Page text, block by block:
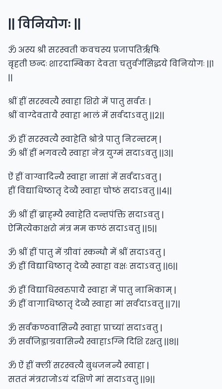
|| विनियोगः ||
ॐ अस्य श्री सरस्वती कवचस्य प्रजापतिरृषिः
बृहती छन्दः शारदाम्बिका देवता चतुर्वर्गसिद्धये विनियोगः ||१
||
श्रीं ह्रीं सरस्वत्यै स्वाहा शिरो में पातु सर्वतः |
श्रीं वाग्देवतायै स्वाहा भालं में सर्वदाऽवतु ||२||
ॐ ह्रीं सरस्वत्यै स्वाहेति श्रोत्रे पातु निरन्तरम् |
ॐ श्रीं ह्रीं भगवत्यै स्वाहा नेत्र युग्मं सदाऽवतु ||३||
ऐं ह्रीं वाग्वादिन्यै स्वाहा नासां में सर्वदाऽवतु |
ह्रीं विद्याधिष्ठातृ देव्यै स्वाहा चोष्ठं सदाऽवतु ||४||
ॐ श्रीं ह्रीं ब्राह्म्यै स्वाहेति दन्तपंक्ति सदाऽवतु |
ऐमित्येकाक्षरो मंत्र मम कण्ठं सदाऽवतु ||५||
ॐ श्रीं ह्रीं पातु में ग्रीवां स्कन्धौ में श्रीं सदाऽवतु |
ॐ ह्रीं विद्याधिष्ठातृ देव्यै स्वाहा वक्षः सदाऽवतु ||६||
ॐ ह्रीं विद्याधिस्वरुपायै स्वाहा में पातु नाभिकाम् |
ॐ ह्रीं वागाधिष्ठातृ देव्यै स्वाहा मां सर्वदाऽवतु ||७||
ॐ सर्वकण्ठवासिन्यै स्वाहा प्राच्यां सदाऽवतु |
ॐ सर्वजिह्वाग्रवासिन्यै स्वाहाऽग्नि दिशि रक्षतु ||८||
ॐ ऐं ह्रीं क्लीं सरस्वत्यै बुधजनन्यै स्वाहा |
सततं मंत्रराजोऽयं दक्षिणे मां सदाऽवतु ||९||